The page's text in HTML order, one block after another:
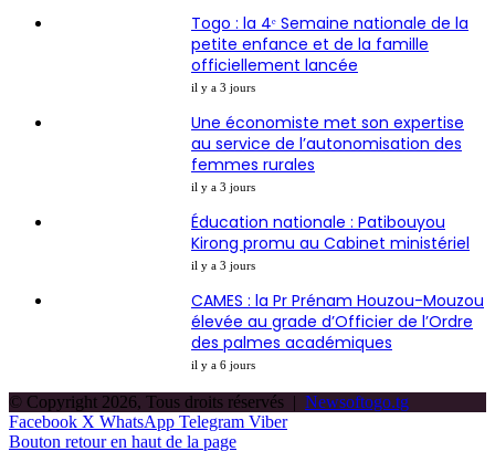
Togo : la 4ᵉ Semaine nationale de la
petite enfance et de la famille
officiellement lancée
il y a 3 jours
Une économiste met son expertise
au service de l’autonomisation des
femmes rurales
il y a 3 jours
Éducation nationale : Patibouyou
Kirong promu au Cabinet ministériel
il y a 3 jours
CAMES : la Pr Prénam Houzou-Mouzou
élevée au grade d’Officier de l’Ordre
des palmes académiques
il y a 6 jours
© Copyright 2026, Tous droits réservés | Newsoftogo.tg
Facebook X WhatsApp Telegram Viber
Bouton retour en haut de la page